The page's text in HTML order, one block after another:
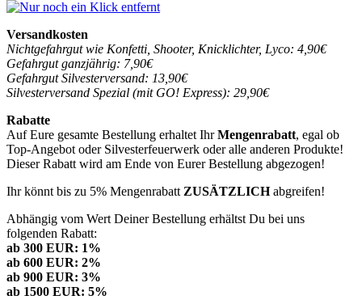
Versandkosten
Nichtgefahrgut wie Konfetti, Shooter, Knicklichter, Lyco: 4,90€
Gefahrgut ganzjährig: 7,90€
Gefahrgut Silvesterversand: 13,90€
Silvesterversand Spezial (mit GO! Express): 29,90€
Rabatte
Auf Eure gesamte Bestellung erhaltet IhrMengenrabatt, egal ob
Top-Angebot oder Silvesterfeuerwerk oder alle anderen Produkte!
Dieser Rabatt wird am Ende von Eurer Bestellung abgezogen!
Ihr könnt bis zu 5% Mengenrabatt ZUSÄTZLICHabgreifen!
Abhängig vom Wert Deiner Bestellung erhältst Du bei uns
folgenden Rabatt:
ab 300 EUR: 1%
ab 600 EUR: 2%
ab 900 EUR: 3%
ab 1500 EUR: 5%